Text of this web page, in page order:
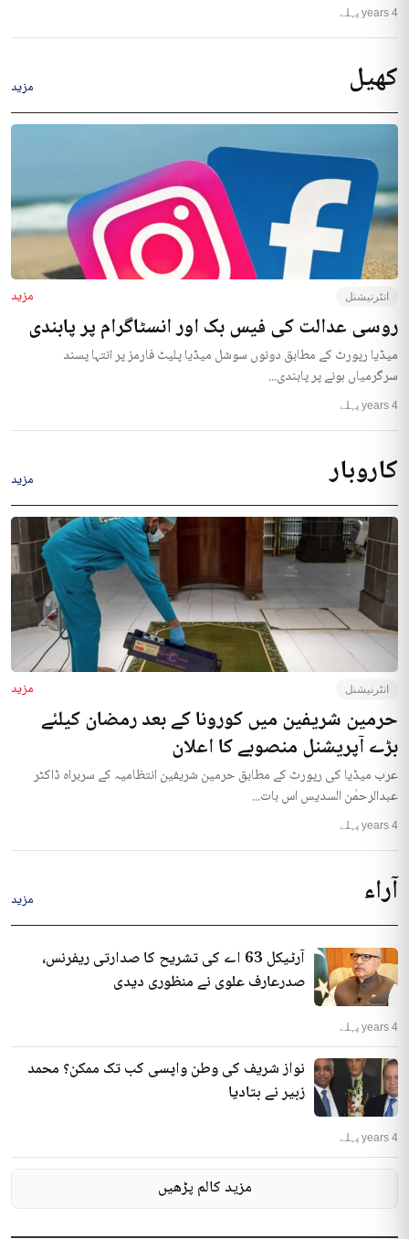
4 years پہلے
کھیل مزید
انٹرنیشنل مزید
روسی عدالت کی فیس بک اور انسٹاگرام پر پابندی
میڈیا رپورٹ کے مطابق دونوں سوشل میڈیا پلیٹ فارمز پر انتہا پسند
سرگرمیاں ہونے پر پابندی...
4 years پہلے
کاروبار مزید
انٹرنیشنل مزید
حرمین شریفین میں کورونا کے بعد رمضان کیلئے
بڑے آپریشنل منصوبے کا اعلان
عرب میڈیا کی رپورٹ کے مطابق حرمین شریفین انتظامیہ کے سربراہ ڈاکٹر
عبدالرحمٰن السدیس اس بات...
4 years پہلے
آراء مزید
آرٹیکل 63 اے کی تشریح کا صدارتی ریفرنس،
صدرعارف علوی نے منظوری دیدی
4 years پہلے
نواز شریف کی وطن واپسی کب تک ممکن؟ محمد
زبیر نے بتادیا
4 years پہلے
مزید کالم پڑھیں